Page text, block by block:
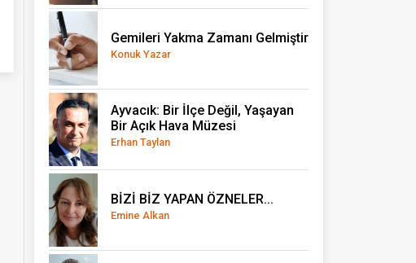
Gemileri Yakma Zamanı Gelmiştir
Konuk Yazar
Ayvacık: Bir İlçe Değil, Yaşayan
Bir Açık Hava Müzesi
Erhan Taylan
BİZİ BİZ YAPAN ÖZNELER...
Emine Alkan